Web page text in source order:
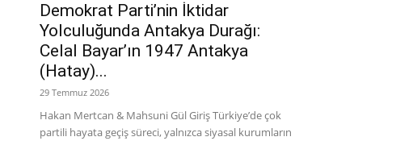
Demokrat Parti’nin İktidar
Yolculuğunda Antakya Durağı:
Celal Bayar’ın 1947 Antakya
(Hatay)...
29 Temmuz 2026
Hakan Mertcan & Mahsuni Gül Giriş Türkiye’de çok
partili hayata geçiş süreci, yalnızca siyasal kurumların